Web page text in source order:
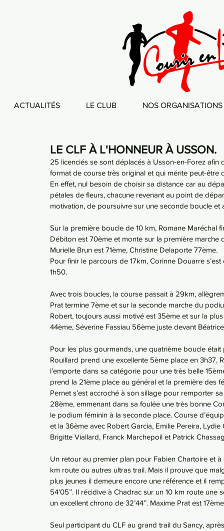
ACTUALITÉS LE CLUB NOS ORGANISATIONS
LE CLF À L'HONNEUR À USSON.
25 licenciés se sont déplacés à Usson-en-Forez
format de course très original et qui mérite peut-être
En effet, nul besoin de choisir sa distance car au
pétales de fleurs, chacune revenant au point de
motivation, de poursuivre sur une seconde boucle et
Sur la première boucle de 10 km, Romane Maréchal
Débiton est 70ème et monte sur la première marche
Murielle Brun est 71ème, Christine Delaporte 77ème.
Pour finir le parcours de 17km, Corinne Douarre
1h50.
Avec trois boucles, la course passait à 29km,
Prat termine 7ème et sur la seconde marche du
Robert, toujours aussi motivé est 35ème et sur la
44ème, Séverine Fassiau 56ème juste devant
Pour les plus gourmands, une quatrième boucle
Rouillard prend une excellente 5ème place en 3h37,
l’emporte dans sa catégorie pour une très belle
prend la 21ème place au général et la première des
Pernet s’est accroché à son sillage pour remporter
28ème, emmenant dans sa foulée une très bonne
le podium féminin à la seconde place. Course
et la 36ème avec Robert Garcia, Emilie Pereira, Lydie
Brigitte Viallard, Franck Marchepoil et Patrick
Un retour au premier plan pour Fabien Chartoire et
km route ou autres ultras trail. Mais il prouve que
plus jeunes il demeure encore une référence et il
54’05’’. Il récidive à Chadrac sur un 10 km route
un excellent chrono de 32’44’’. Maxime Prat est
Seul participant du CLF au grand trail du Sancy,